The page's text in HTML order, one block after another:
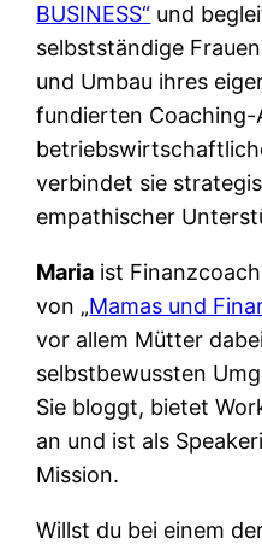
BUSINESS“ und
selbstständige
und Umbau ihres
fundierten Coaching-
verbindet sie
empathischer
Maria ist
von „Mamas und
vor allem Mütter
selbstbewussten
Sie bloggt, bietet
an und ist als
Mission.
Willst du bei einem